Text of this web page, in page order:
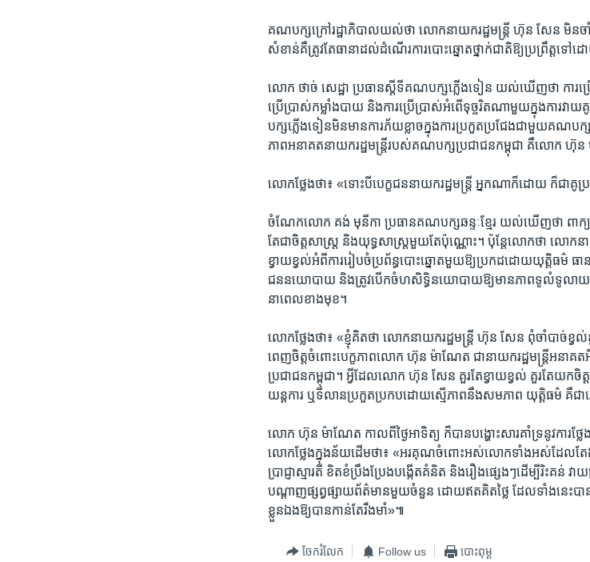
គណ​បក្ស​ក្រៅ​រដ្ឋា​ភិបាលយល់​ថា​ លោក​នាយក​រដ្ឋ​មន្ត្រី ​ហ៊ុន សែន​ មិន​ចាំ​
សំខាន់​គឺ​ត្រូវតែ​ធានា​ដល់​ដំណើរ​ការ​បោះ​ឆ្នោត​ថ្នាក់​ជាតិ​ឱ្យ​ប្រព្រឹត្ត​ទៅ​
លោក​ ​ថាច់ សេដ្ឋា ​ប្រធាន​ស្តីទី​គណ​បក្ស​ភ្លើង​ទៀន ​យល់​ឃើញ​ថា ​ការ​ប្រើ​
ប្រើ​ប្រាស់​កម្លាំង​បាយ​ និង​ការ​ប្រើ​ប្រាស់​អំពើ​ទុច្ច​រិត​ណា​មួយ​ក្នុង​ការ​
បក្ស​ភ្លើង​ទៀន​មិន​មាន​ការ​ភ័យ​ខ្លាច​ក្នុង​ការ​ប្រកួត​ប្រជែង​ជាមួយ​គ
ភាព​អនាគត​នាយករដ្ឋ​មន្ត្រី​របស់​គណ​បក្ស​ប្រជាជន​កម្ពុជា​ គឺលោក​ ហ៊ុន
លោក​ថ្លែង​ថា៖ ​«ទោះបី​បេក្ខ​ជន​នាយក​រដ្ឋ​មន្ត្រី​ អ្នក​ណា​ក៏ដោយ​ ក៏​ជ
ចំណែក​លោក​ គង់ មុនីកា ​ប្រធាន​គណបក្ស​ឆន្ទៈ​ខ្មែរ ​យល់​ឃើញ​ថា​ ពាក្យ​
តែ​ជា​ចិត្ត​សាស្ត្រ ​និង​យុទ្ធ​សាស្ត្រ​មួយ​តែ​ប៉ុណ្ណោះ។​ ប៉ុន្តែ​លោក​ថា​ ​លោក​នា
ខ្វាយ​ខ្វល់​អំពី​ការរៀប​ចំ​ប្រព័ន្ធ​បោះ​ឆ្នោត​មួយ​ឱ្យ​ប្រកដ​ដោយ​យុត្តិ​ធម៌​ ​ធា
ជន​នយោ​បាយ និង​ត្រូវ​បើក​ចំហ​សិទ្ធិ​នយោ​បាយ​ឱ្យ​មាន​ភាព​ទូលំ​ទូលាយ​សម្
នា​ពេល​ខាង​មុខ​។ ​
លោក​ថ្លែង​ថា៖ ​«ខ្ញុំ​គិត​ថា​ លោក​នាយក​រដ្ឋ​មន្ត្រី ​ហ៊ុន សែន ​ពុំ​ចាំ​បាច់​ខ្វ
ពេញ​ចិត្ត​ចំពោះ​បេក្ខភាព​លោក ​ហ៊ុន ម៉ាណែត ​ជា​នាយក​រដ្ឋ​មន្ត្រី​អនា​គត​
ប្រជា​ជន​កម្ពុជា។ ​អ្វី​ដែល​លោក ​ហ៊ុន សែន​ គួរ​តែ​ខ្វាយ​ខ្វល់​ គួរ​តែ​យក​ចិ
យន្ត​ការ​ ឬ​ទី​លាន​ប្រកួត​ប្រកប​ដោយ​ស្មើ​ភាព​នឹង​សម​ភាព ​យុត្តិ​ធម៌​ គឺ​ជា​
លោក​ ហ៊ុន ម៉ាណែត​ កាល​ពី​ថ្ងៃ​អាទិត្យ ​ក៏​បាន​បង្ហោះ​សារ​គាំទ្រ​នូវ​ការ​
លោក​ថ្លែង​ក្នុង​ន័យ​ដើម​ថា៖​ «អរគុណ​ចំពោះ​អស់​លោក​ទាំង​អស់​ដែល​តែ
ប្រាជ្ញា​ស្មារតី​ ខិត​ខំ​ប្រឹង​ប្រែង​បង្កើត​គំនិត​ និង​រឿង​ផ្សេងៗ​ដើម្បី​រិះ​គន់ ​វ
បណ្តាញ​ផ្សព្វ​ផ្សាយ​ព័ត៌​មាន​មួយ​ចំនួន ​ដោយ​ឥត​គិ​ត​ថ្លៃ​ ដែល​ទាំង​នេះ​បាន​
ខ្លួន​ឯង​ឱ្យ​បាន​កាន់​តែ​រឹង​មាំ»៕
ចែករំលែក Follow us បោះពុម្ព